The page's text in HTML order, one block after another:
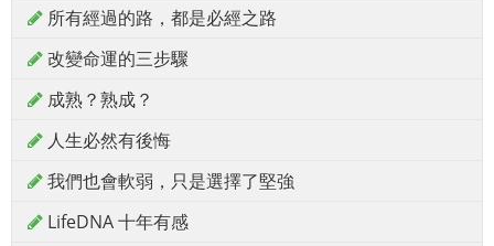
所有經過的路，都是必經之路
改變命運的三步驟
成熟？熟成？
人生必然有後悔
我們也會軟弱，只是選擇了堅強
LifeDNA 十年有感